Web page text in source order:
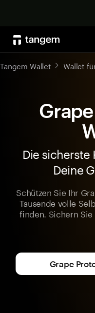
Tangem Wallet Wallet
Die sicherste
Deine
Schützen Sie Ihr
Tausende volle
finden. Sichern
Grape